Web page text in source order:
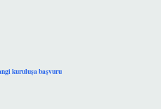
kuruluşa başvuru